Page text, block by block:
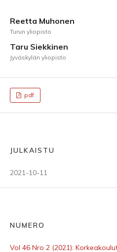
Reetta Muhonen
Turun yliopisto
Taru Siekkinen
Jyväskylän yliopisto
pdf
JULKAISTU
2021-10-11
NUMERO
Vol 46 Nro 2 (2021):